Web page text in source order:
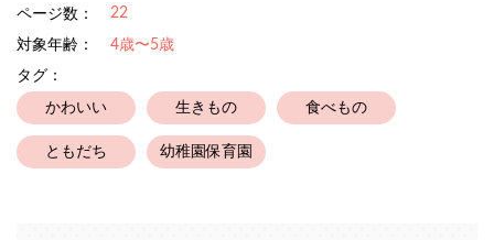
ページ数： 22
対象年齢：
4歳〜5歳
タグ：
かわいい 生きもの 食べもの
ともだち 幼稚園保育園